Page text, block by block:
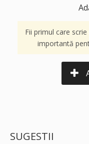
Fii primul care
importantă
SUGESTII